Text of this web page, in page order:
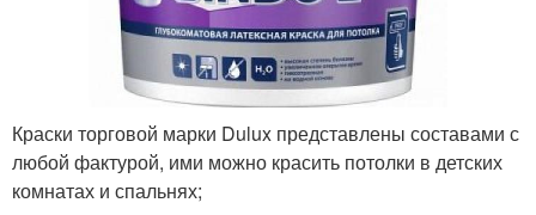
Краски торговой марки Dulux представлены составами с
любой фактурой, ими можно красить потолки в детских
комнатах и спальнях;